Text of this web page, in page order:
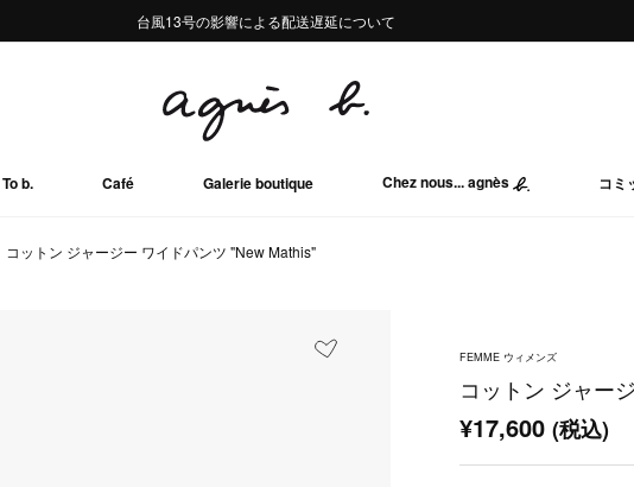
熊本地域地震の影響による配送遅延について
Summer Sale 2buy10%OFF!!
台風13号の影響による配送遅延について
熊本地域地震の影響による配送遅延について
Summer Sale 2buy10%OFF!!
To b. Café Galerie boutique Chez nous... agnès コミ
コットン ジャージー ワイドパンツ "New Mathis"
FEMME ウィメンズ
コットン ジャー
¥17,600(税込)